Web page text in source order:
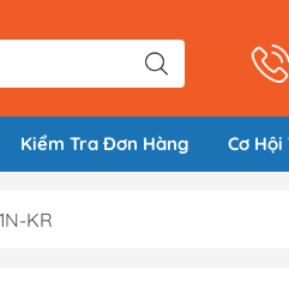
Kiểm Tra Đơn Hàng Cơ Hội
KR